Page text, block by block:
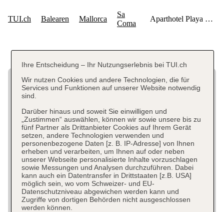
Ihre Entscheidung – Ihr Nutzungserlebnis bei TUI.ch
Wir nutzen Cookies und andere Technologien, die für
Services und Funktionen auf unserer Website notwendig
sind.
Darüber hinaus und soweit Sie einwilligen und
„Zustimmen“ auswählen, können wir sowie unsere bis zu
fünf Partner als Drittanbieter Cookies auf Ihrem Gerät
setzen, andere Technologien verwenden und
personenbezogene Daten [z. B. IP-Adresse] von Ihnen
erheben und verarbeiten, um Ihnen auf oder neben
unserer Webseite personalisierte Inhalte vorzuschlagen
sowie Messungen und Analysen durchzuführen. Dabei
kann auch ein Datentransfer in Drittstaaten [z.B. USA]
möglich sein, wo vom Schweizer- und EU-
Datenschutzniveau abgewichen werden kann und
Zugriffe von dortigen Behörden nicht ausgeschlossen
werden können.